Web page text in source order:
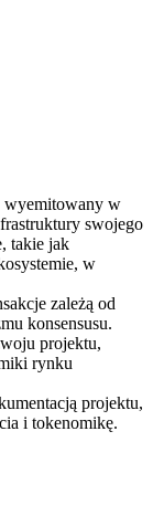
zabezpieczenie
wyemitowany w
swojego
takie jak
w
zależą od
konsensusu.
projektu,
rynku
projektu,
i tokenomikę.